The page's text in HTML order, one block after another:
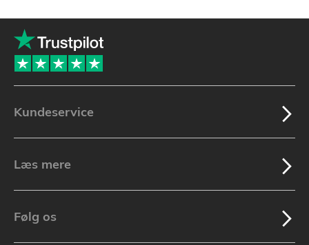
Kundeservice
Læs mere
Følg os